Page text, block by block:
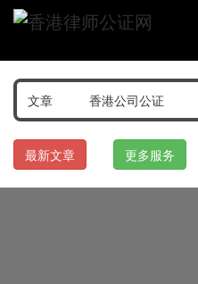
最新文章 更多服务